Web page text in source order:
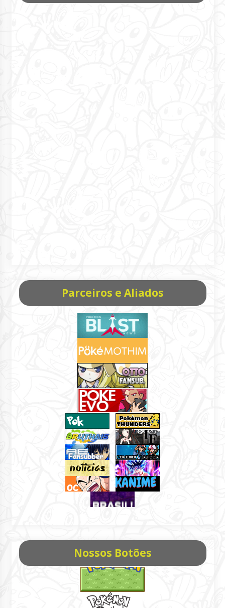
Parceiros e Aliados
Nossos Botões